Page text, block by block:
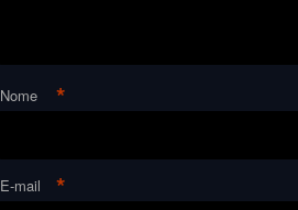
Nome *
E-mail *